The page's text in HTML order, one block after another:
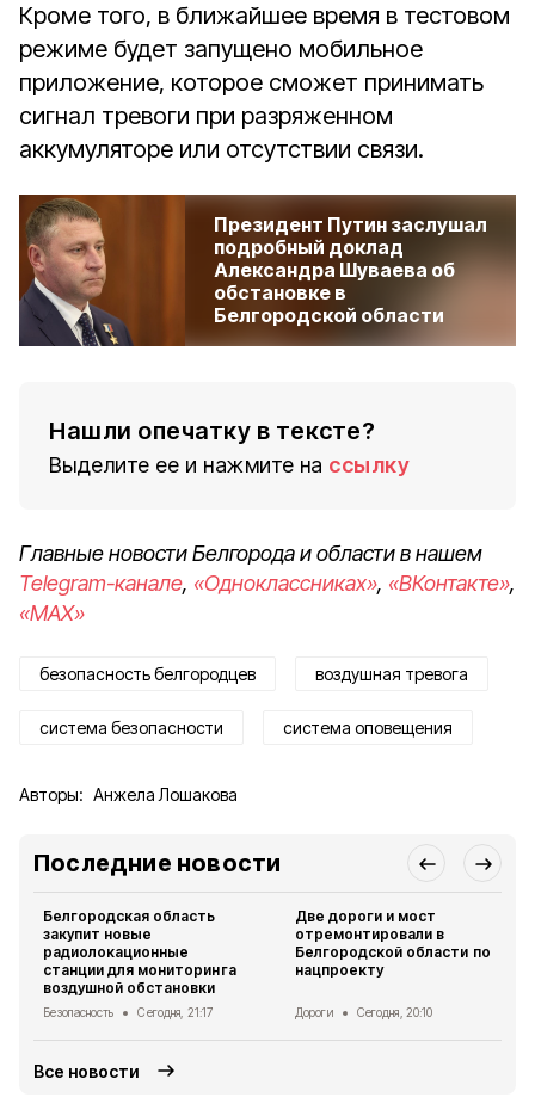
Кроме того, в ближайшее время в тестовом
режиме будет запущено мобильное
приложение, которое сможет принимать
сигнал тревоги при разряженном
аккумуляторе или отсутствии связи.
Президент Путин заслушал
подробный доклад
Александра Шуваева об
обстановке в
Белгородской области
Нашли опечатку в тексте?
Выделите ее и нажмите на ссылку
Главные новости Белгорода и области в нашем
Telegram-канале, «Одноклассниках», «ВКонтакте»,
«MAX»
безопасность белгородцев воздушная тревога
система безопасности система оповещения
Авторы: Анжела Лошакова
Последние новости
Белгородская область
закупит новые
радиолокационные
станции для мониторинга
воздушной обстановки
Безопасность Сегодня, 21:17
Две дороги и мост
отремонтировали в
Белгородской области по
нацпроекту
Дороги Сегодня, 20:10
Все новости